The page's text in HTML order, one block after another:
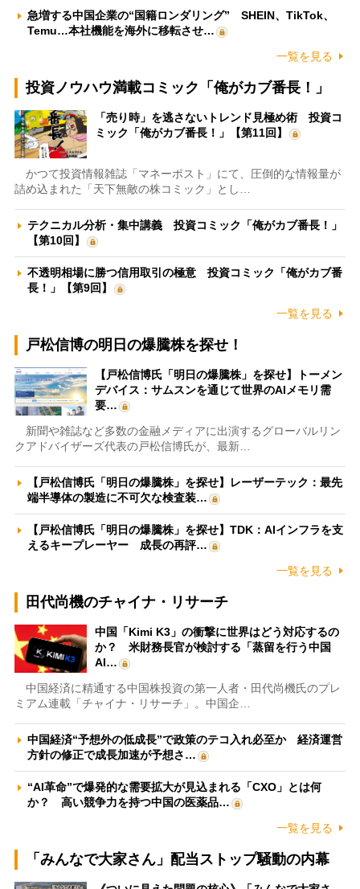
急増する中国企業の“国籍ロンダリング” SHEIN、TikTok、
Temu…本社機能を海外に移転させ…
一覧を見る
投資ノウハウ満載コミック「俺がカブ番長！」
「売り時」を逃さないトレンド見極め術 投資コ
ミック「俺がカブ番長！」【第11回】
かつて投資情報雑誌「マネーポスト」にて、圧倒的な情報量が
詰め込まれた「天下無敵の株コミック」とし…
テクニカル分析・集中講義 投資コミック「俺がカブ番長！」
【第10回】
不透明相場に勝つ信用取引の極意 投資コミック「俺がカブ番
長！」【第9回】
一覧を見る
戸松信博の明日の爆騰株を探せ！
【戸松信博氏「明日の爆騰株」を探せ】トーメン
デバイス：サムスンを通じて世界のAIメモリ需
要…
新聞や雑誌など多数の金融メディアに出演するグローバルリン
クアドバイザーズ代表の戸松信博氏が、最新…
【戸松信博氏「明日の爆騰株」を探せ】レーザーテック：最先
端半導体の製造に不可欠な検査装…
【戸松信博氏「明日の爆騰株」を探せ】TDK：AIインフラを支
えるキープレーヤー 成長の再評…
一覧を見る
田代尚機のチャイナ・リサーチ
中国「Kimi K3」の衝撃に世界はどう対応するの
か？ 米財務長官が検討する「蒸留を行う中国
AI…
中国経済に精通する中国株投資の第一人者・田代尚機氏のプレ
ミアム連載「チャイナ・リサーチ」。中国企…
中国経済“予想外の低成長”で政策のテコ入れ必至か 経済運営
方針の修正で成長加速が予想さ…
“AI革命”で爆発的な需要拡大が見込まれる「CXO」とは何
か？ 高い競争力を持つ中国の医薬品…
一覧を見る
「みんなで大家さん」配当ストップ騒動の内幕